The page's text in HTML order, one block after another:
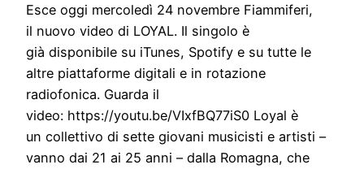
Esce oggi mercoledì 24 novembre Fiammiferi,
il nuovo video di LOYAL. Il singolo è
già disponibile su iTunes, Spotify e su tutte le
altre piattaforme digitali e in rotazione
radiofonica. Guarda il
video: https://youtu.be/VIxfBQ77iS0 Loyal è
un collettivo di sette giovani musicisti e artisti –
vanno dai 21 ai 25 anni – dalla Romagna, che